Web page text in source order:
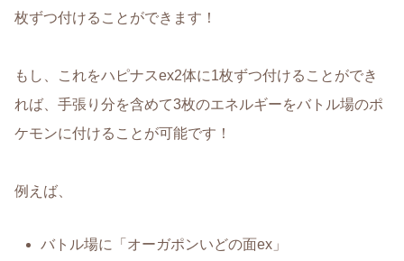
枚ずつ付けることができます！
もし、これをハピナスex2体に1枚ずつ付けることができ
れば、手張り分を含めて3枚のエネルギーをバトル場のポ
ケモンに付けることが可能です！
例えば、
バトル場に「オーガポンいどの面ex」